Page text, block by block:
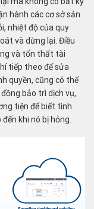
hành các cơ sở sản
nhiệt độ của quy
và dừng lại. Điều
và tổn thất tài
tiếp theo để sửa
quyền, cũng có thể
bảo trì dịch vụ,
tiện để biết tình
khi nó bị hỏng.